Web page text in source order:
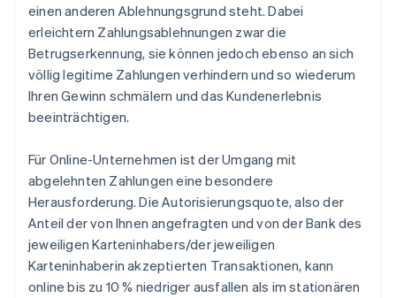
einen anderen Ablehnungsgrund steht. Dabei
erleichtern Zahlungsablehnungen zwar die
Betrugserkennung, sie können jedoch ebenso an sich
völlig legitime Zahlungen verhindern und so wiederum
Ihren Gewinn schmälern und das Kundenerlebnis
beeinträchtigen.
Für Online-Unternehmen ist der Umgang mit
abgelehnten Zahlungen eine besondere
Herausforderung. Die Autorisierungsquote, also der
Anteil der von Ihnen angefragten und von der Bank des
jeweiligen Karteninhabers/der jeweiligen
Karteninhaberin akzeptierten Transaktionen, kann
online bis zu 10 % niedriger ausfallen als im stationären